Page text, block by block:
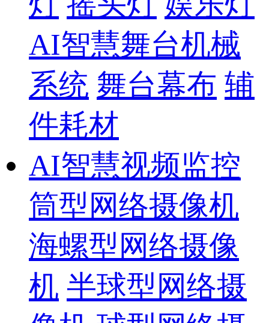
AI智慧舞台机械
系统 舞台幕布 辅
件耗材
AI智慧视频监控
筒型网络摄像机
海螺型网络摄像
机 半球型网络摄